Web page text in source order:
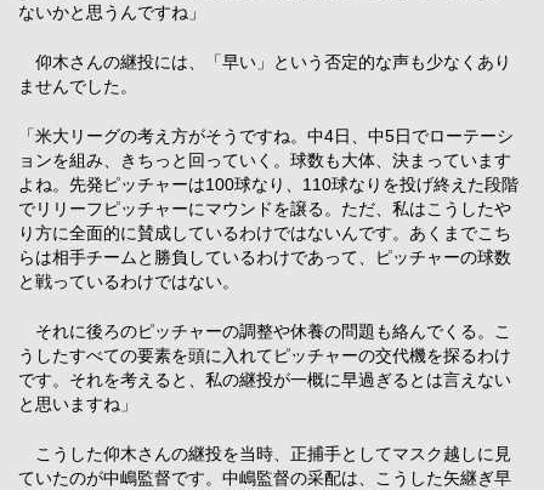
ないかと思うんですね」
仰木さんの継投には、「早い」という否定的な声も少なくあり
ませんでした。
「米大リーグの考え方がそうですね。中4日、中5日でローテーシ
ョンを組み、きちっと回っていく。球数も大体、決まっています
よね。先発ピッチャーは100球なり、110球なりを投げ終えた段階
でリリーフピッチャーにマウンドを譲る。ただ、私はこうしたや
り方に全面的に賛成しているわけではないんです。あくまでこち
らは相手チームと勝負しているわけであって、ピッチャーの球数
と戦っているわけではない。
それに後ろのピッチャーの調整や休養の問題も絡んでくる。こ
うしたすべての要素を頭に入れてピッチャーの交代機を探るわけ
です。それを考えると、私の継投が一概に早過ぎるとは言えない
と思いますね」
こうした仰木さんの継投を当時、正捕手としてマスク越しに見
ていたのが中嶋監督です。中嶋監督の采配は、こうした矢継ぎ早